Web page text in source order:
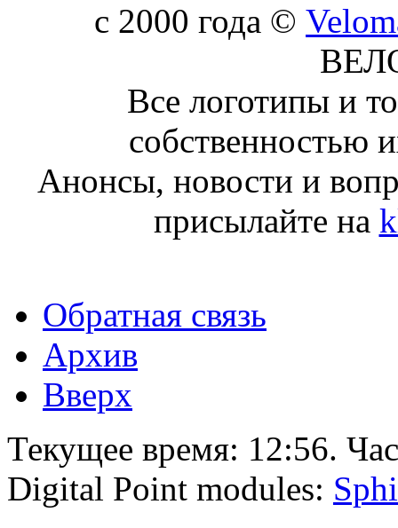
c 2000 года ©
Все логотипы и
собственностью
Анонсы, новости и
присылайте на
Обратная связь
Архив
Вверх
Текущее время: 12:56.
Digital Point modules: